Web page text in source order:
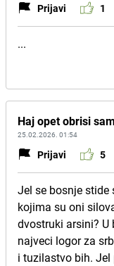
Prijavi 1
...
Haj opet obrisi
25.02.2026. 01:54
Prijavi 5
Jel se bosnje
kojima su oni
dvostruki arsini?
najveci logor za
i tuzilastvo bih.